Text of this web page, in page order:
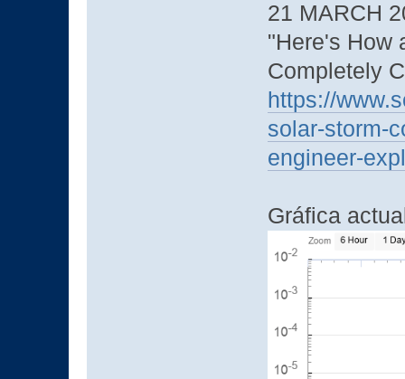
21 MARCH
"Here's How
Completely
https://
solar-storm-
engineer-
Gráfica